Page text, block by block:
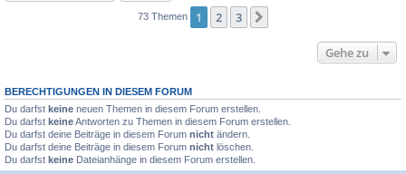
73 Themen 1 2 3
Gehe zu
BERECHTIGUNGEN IN DIESEM FORUM
Du darfst keine neuen Themen in diesem Forum erstellen.
Du darfst keineAntworten zu Themen in diesem Forum erstellen.
Du darfst deine Beiträge in diesem Forum nicht ändern.
Du darfst deine Beiträge in diesem Forum nicht löschen.
Du darfst keine Dateianhänge in diesem Forum erstellen.